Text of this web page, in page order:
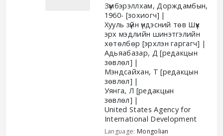
Зүмбэрэллхам, Дорждамбын,
1960- [зохиогч]
Хууль зүйн үндэсний төв Шүүх
эрх мэдлийн шинэтгэлийн
хөтөлбөр [эрхлэн гаргагч]
Адьяабазар, Д [редакцын
зөвлөл]
Мэндсайхан, Т [редакцын
зөвлөл]
Уянга, Л [редакцын
зөвлөл]
United States Agency for
International Development
Language: Mongolian